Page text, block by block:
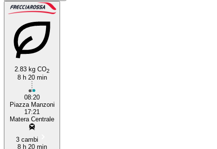
2.83 kg CO2
8 h 20 min
08:20
Piazza Manzoni
17:21
Matera Centrale
3 cambi
8 h 20 min